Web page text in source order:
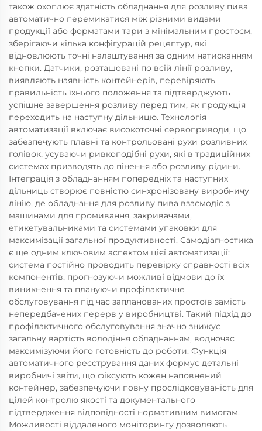
також охоплює здатність обладнання для розливу пива
автоматично перемикатися між різними видами
продукції або форматами тари з мінімальним простоєм,
зберігаючи кілька конфігурацій рецептур, які
відновлюють точні налаштування за одним натисканням
кнопки. Датчики, розташовані по всій лінії розливу,
виявляють наявність контейнерів, перевіряють
правильність їхнього положення та підтверджують
успішне завершення розливу перед тим, як продукція
переходить на наступну дільницю. Технологія
автоматизації включає високоточні сервоприводи, що
забезпечують плавні та контрольовані рухи розливних
голівок, усуваючи ривкоподібні рухи, які в традиційних
системах призводять до пінення або розливу рідини.
Інтеграція з обладнанням попередніх та наступних
дільниць створює повністю синхронізовану виробничу
лінію, де обладнання для розливу пива взаємодіє з
машинами для промивання, закривачами,
етикетувальниками та системами упаковки для
максимізації загальної продуктивності. Самодіагностика
є ще одним ключовим аспектом цієї автоматизації:
система постійно проводить перевірку справності всіх
компонентів, прогнозуючи можливі відмови до їх
виникнення та плануючи профілактичне
обслуговування під час запланованих простоїв замість
непередбачених перерв у виробництві. Такий підхід до
профілактичного обслуговування значно знижує
загальну вартість володіння обладнанням, водночас
максимізуючи його готовність до роботи. Функція
автоматичного реєстрування даних формує детальні
виробничі звіти, що фіксують кожен наповнений
контейнер, забезпечуючи повну прослідковуваність для
цілей контролю якості та документального
підтвердження відповідності нормативним вимогам.
Можливості віддаленого моніторингу дозволяють